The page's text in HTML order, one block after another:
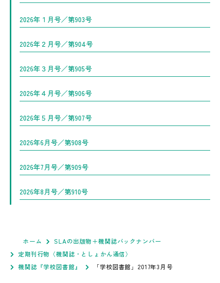
2026年１月号／第903号
2026年２月号／第904号
2026年３月号／第905号
2026年４月号／第906号
2026年５月号／第907号
2026年6月号／第908号
2026年7月号／第909号
2026年8月号／第910号
ホーム
SLAの出版物＋機関誌バックナンバー
定期刊行物〈機関誌・としょかん通信〉
機関誌『学校図書館』
「学校図書館」2017年3月号